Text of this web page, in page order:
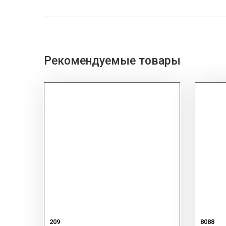
Рекомендуемые товары
209 8088